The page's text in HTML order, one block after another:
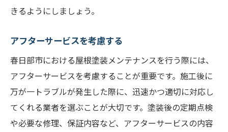
きるようにしましょう。
アフターサービスを考慮する
春日部市における屋根塗装メンテナンスを行う際には、
アフターサービスを考慮することが重要です。施工後に
万が一トラブルが発生した際に、迅速かつ適切に対応し
てくれる業者を選ぶことが大切です。塗装後の定期点検
や必要な修理、保証内容など、アフターサービスの内容